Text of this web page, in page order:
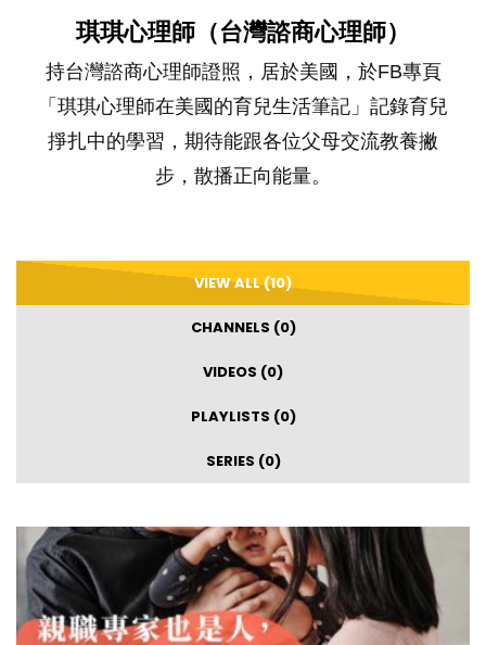
琪琪心理師（台灣諮商心理師）
持台灣諮商心理師證照，居於美國，於FB專頁
「琪琪心理師在美國的育兒生活筆記」記錄育兒
掙扎中的學習，期待能跟各位父母交流教養撇
步，散播正向能量。
VIEW ALL (10)
CHANNELS (0)
VIDEOS (0)
PLAYLISTS (0)
SERIES (0)